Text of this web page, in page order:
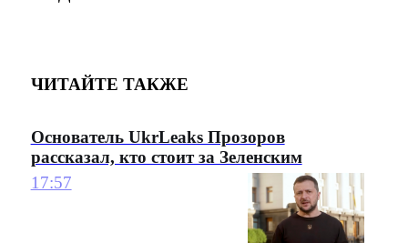
ЧИТАЙТЕ ТАКЖЕ
Основатель UkrLeaks Прозоров
рассказал, кто стоит за Зеленским
17:57